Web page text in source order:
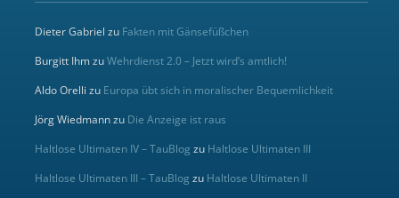
Dieter Gabriel zu Fakten mit Gänsefüßchen
Burgitt IhmzuWehrdienst 2.0 – Jetzt wird’s amtlich!
Aldo Orelli zu Europa übt sich in moralischer Bequemlichkeit
Jörg Wiedmannzu Die Anzeige ist raus
Haltlose Ultimaten IV – TauBlog zu Haltlose Ultimaten III
Haltlose Ultimaten III – TauBlog zu Haltlose Ultimaten II